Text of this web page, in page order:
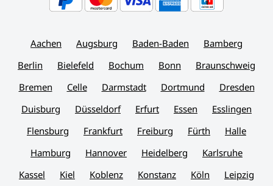
Aachen Augsburg Baden-Baden
Bamberg
Berlin
Bielefeld Bochum Bonn
Braunschweig
Bremen
Celle Darmstadt Dortmund
Dresden
Duisburg
Düsseldorf Erfurt Essen
Esslingen
Flensburg
Frankfurt Freiburg Fürth
Halle
Hamburg
Hannover Heidelberg
Karlsruhe
Kassel
Kiel Koblenz Konstanz Köln
Leipzig